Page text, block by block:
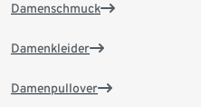
Damenschmuck
Damenkleider
Damenpullover